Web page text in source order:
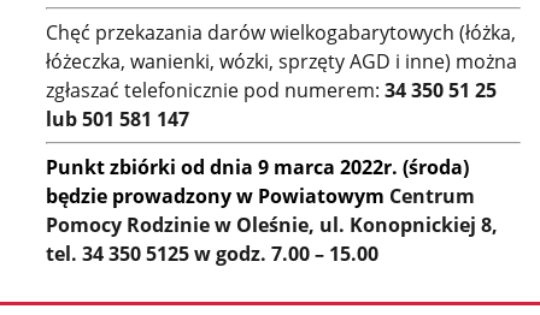
Chęć przekazania darów wielkogabarytowych (łóżka,
łóżeczka, wanienki, wózki, sprzęty AGD i inne) można
zgłaszać telefonicznie pod numerem: 34 350 51 25
lub 501 581 147
Punkt zbiórki od dnia 9 marca 2022r. (środa)
będzie prowadzonyw Powiatowym Centrum
Pomocy Rodzinie w Oleśnie, ul. Konopnickiej 8,
tel. 34 350 5125w godz. 7.00 – 15.00